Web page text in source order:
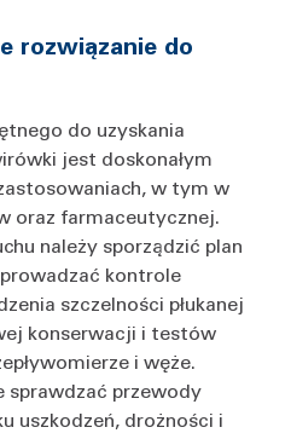
rozwiązanie do
do uzyskania
jest doskonałym
w tym w
oraz farmaceutycznej.
należy sporządzić plan
kontrole
szczelności płukanej
konserwacji i testów
i węże.
sprawdzać przewody
uszkodzeń, drożności i